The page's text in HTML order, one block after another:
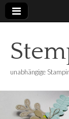
unabhängige